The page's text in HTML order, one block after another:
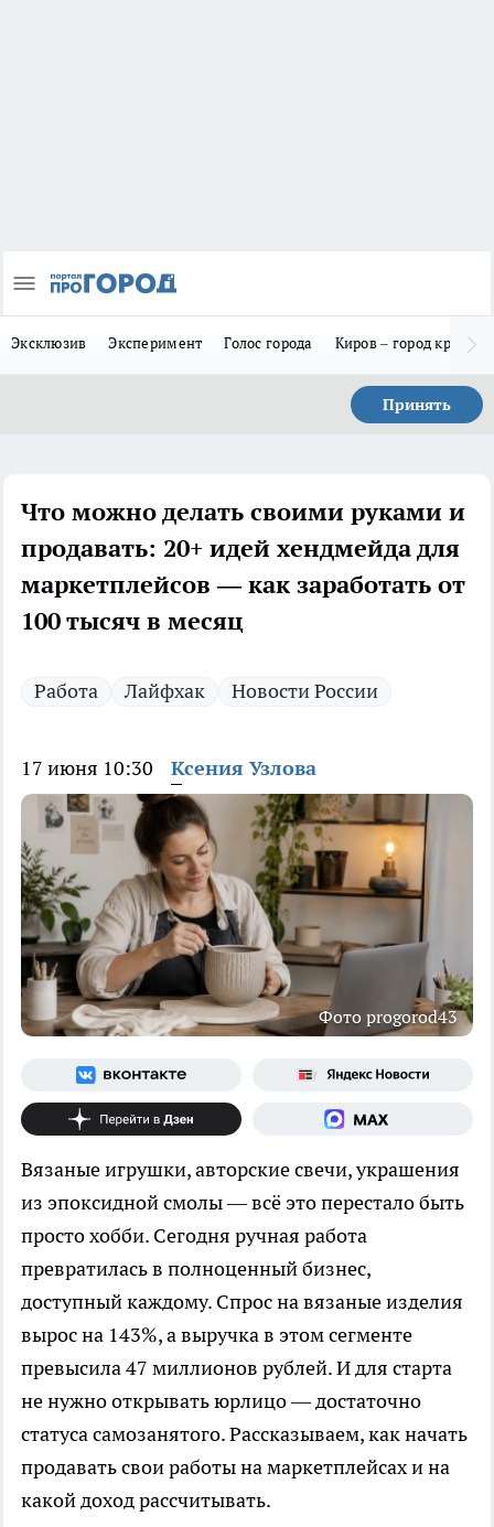
Эксклюзив Эксперимент Голос города Киров – город
Принять
Что можно делать своими руками и
продавать: 20+ идей хендмейда для
маркетплейсов — как заработать от
100 тысяч в месяц
Работа Лайфхак Новости России
17 июня 10:30 Ксения Узлова
Фото progorod43
Вязаные игрушки, авторские свечи, украшения
из эпоксидной смолы — всё это перестало быть
просто хобби. Сегодня ручная работа
превратилась в полноценный бизнес,
доступный каждому. Спрос на вязаные изделия
вырос на 143%, а выручка в этом сегменте
превысила 47 миллионов рублей. И для старта
не нужно открывать юрлицо — достаточно
статуса самозанятого. Рассказываем, как начать
продавать свои работы на маркетплейсах и на
какой доход рассчитывать.